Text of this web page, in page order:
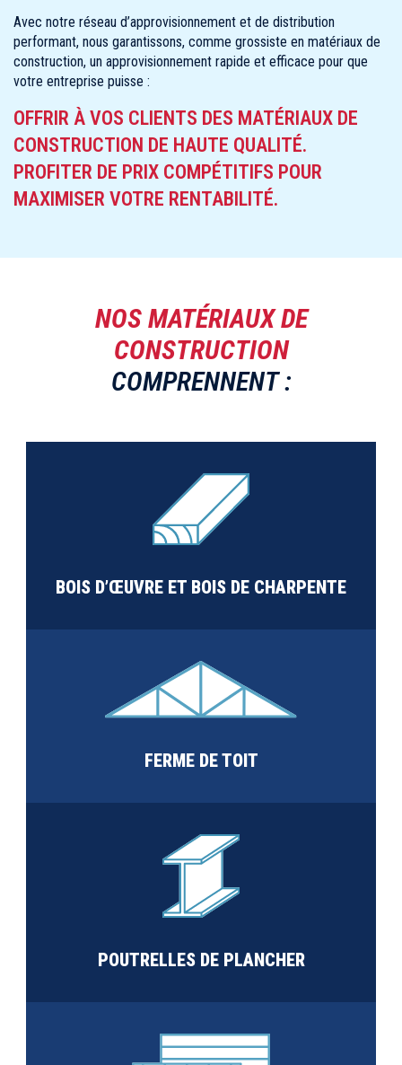
Avec notre réseau d’approvisionnement et de distribution
performant, nous garantissons, comme grossiste en matériaux de
construction, un approvisionnement rapide et efficace pour que
votre entreprise puisse :
OFFRIR À VOS CLIENTS DES MATÉRIAUX DE
CONSTRUCTION DE HAUTE QUALITÉ.
PROFITER DE PRIX COMPÉTITIFS POUR
MAXIMISER VOTRE RENTABILITÉ.
NOS MATÉRIAUX DE
CONSTRUCTION
COMPRENNENT :
BOIS D’ŒUVRE ET BOIS DE CHARPENTE
FERME DE TOIT
POUTRELLES DE PLANCHER